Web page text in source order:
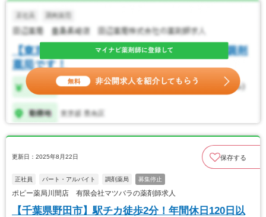
更新日：2025年8月22日 保存する
正社員 パート・アルバイト 調剤薬局 募集停止
ポピー薬局川間店 有限会社マツバラの薬剤師求人
【千葉県野田市】駅チカ徒歩2分！年間休日120日以